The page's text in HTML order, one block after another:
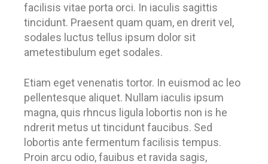
facilisis vitae porta orci. In iaculis sagittis
tincidunt. Praesent quam quam, en drerit vel,
sodales luctus tellus ipsum dolor sit
ametestibulum eget sodales.
Etiam eget venenatis tortor. In euismod ac leo
pellentesque aliquet. Nullam iaculis ipsum
magna, quis rhncus ligula lobortis non is he
ndrerit metus ut tincidunt faucibus. Sed
lobortis ante fermentum facilisis tempus.
Proin arcu odio, fauibus et ravida sagis,